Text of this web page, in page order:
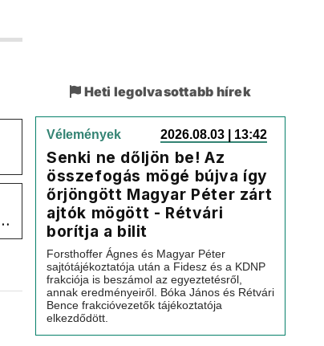
Heti legolvasottabb hírek
Vélemények 2026.08.03 | 13:42
Senki ne dőljön be! Az
összefogás mögé bújva így
őrjöngött Magyar Péter zárt
ajtók mögött - Rétvári
borítja a bilit
Forsthoffer Ágnes és Magyar Péter
sajtótájékoztatója után a Fidesz és a KDNP
frakciója is beszámol az egyeztetésről,
annak eredményeiről. Bóka János és Rétvári
Bence frakcióvezetők tájékoztatója
elkezdődött.